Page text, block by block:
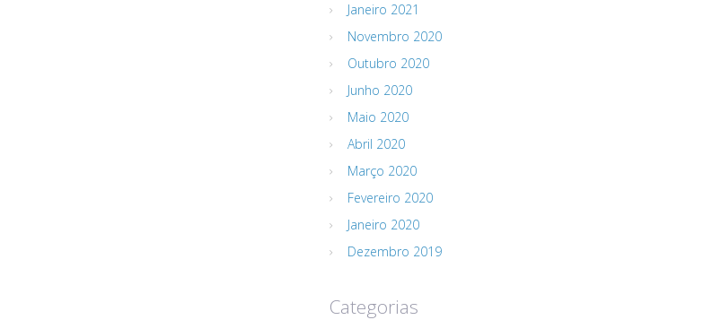
Janeiro 2021
Novembro 2020
Outubro 2020
Junho 2020
Maio 2020
Abril 2020
Março 2020
Fevereiro 2020
Janeiro 2020
Dezembro 2019
Categorias